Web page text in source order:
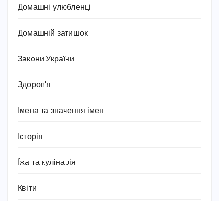
Домашні улюбленці
Домашній затишок
Закони України
Здоров'я
Імена та значення імен
Історія
Їжа та кулінарія
Квіти